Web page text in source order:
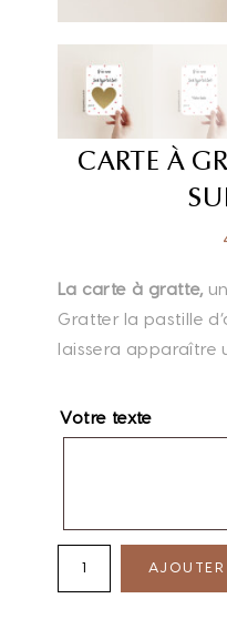
CARTE À
La carte à gratte,
Gratter la pastille
laissera apparaître
Votre texte
AJOUTER